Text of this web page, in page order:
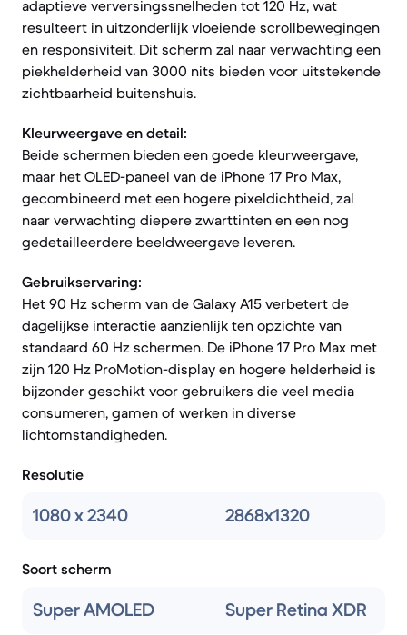
adaptieve verversingssnelheden tot 120 Hz, wat
resulteert in uitzonderlijk vloeiende scrollbewegingen
en responsiviteit. Dit scherm zal naar verwachting een
piekhelderheid van 3000 nits bieden voor uitstekende
zichtbaarheid buitenshuis.
Kleurweergave en detail:
Beide schermen bieden een goede kleurweergave,
maar het OLED-paneel van de iPhone 17 Pro Max,
gecombineerd met een hogere pixeldichtheid, zal
naar verwachting diepere zwarttinten en een nog
gedetailleerdere beeldweergave leveren.
Gebruikservaring:
Het 90 Hz scherm van de Galaxy A15 verbetert de
dagelijkse interactie aanzienlijk ten opzichte van
standaard 60 Hz schermen. De iPhone 17 Pro Max met
zijn 120 Hz ProMotion-display en hogere helderheid is
bijzonder geschikt voor gebruikers die veel media
consumeren, gamen of werken in diverse
lichtomstandigheden.
Resolutie
1080 x 2340 2868x1320
Soort scherm
Super AMOLED Super Retina XDR